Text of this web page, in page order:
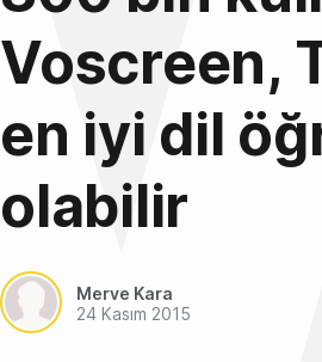
Voscreen,
en iyi dil
olabilir
Merve Kara
24 Kasım 2015